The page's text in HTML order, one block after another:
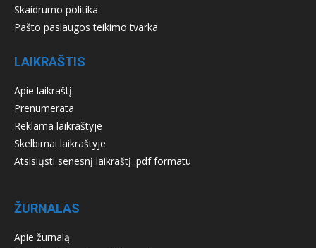
Skaidrumo politika
Pašto paslaugos teikimo tvarka
LAIKRAŠTIS
Apie laikraštį
Prenumerata
Reklama laikraštyje
Skelbimai laikraštyje
Atsisiųsti senesnį laikraštį .pdf formatu
ŽURNALAS
Apie žurnalą